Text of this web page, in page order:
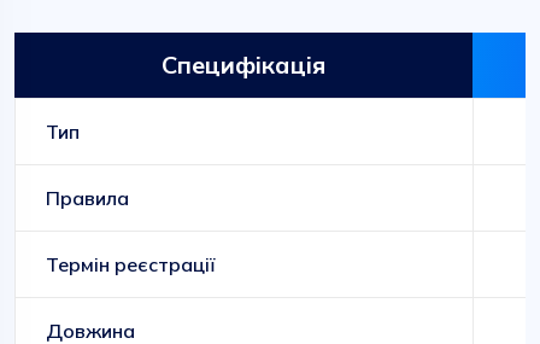
Специфікація
Тип
Правила
Термін реєстрації
Довжина